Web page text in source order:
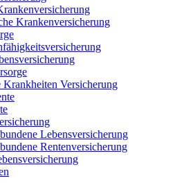
Krankenversicherung
Krankheiten Versicherung
Lebensversicherung
Rentenversicherung